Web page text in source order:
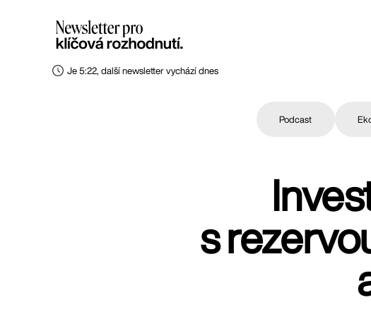
Je 5:22, další newsletter vychází dnes
Podcast
s